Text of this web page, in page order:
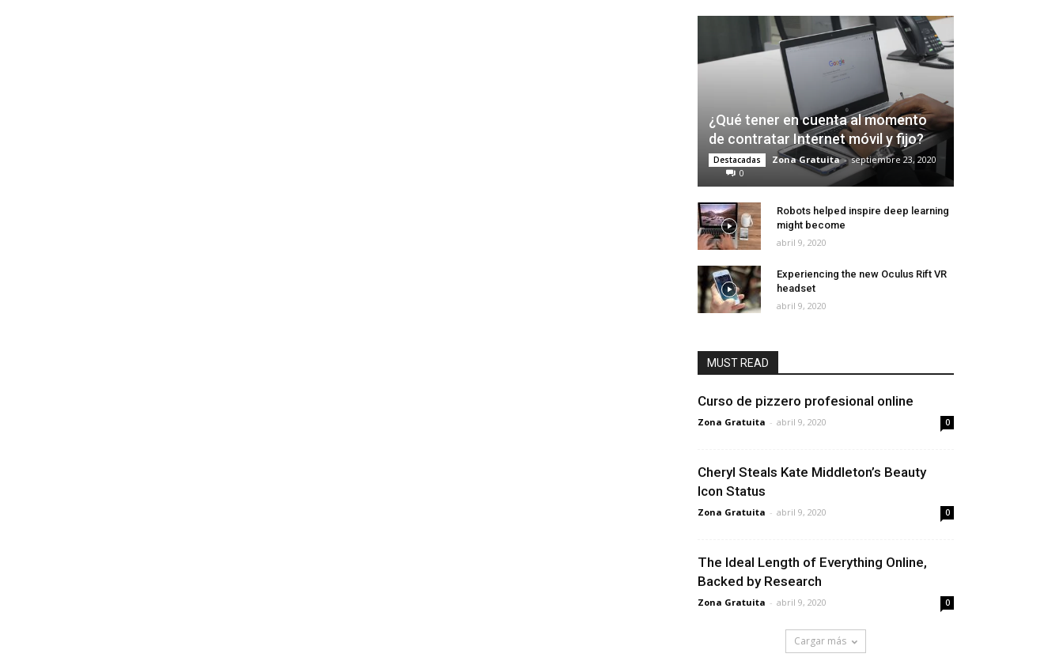
¿Qué tener en cuenta al momento
de contratar Internet móvil y fijo?
Destacadas Zona Gratuita - septiembre 23, 2020
0
Robots helped inspire deep learning
might become
abril 9, 2020
Experiencing the new Oculus Rift VR
headset
abril 9, 2020
MUST READ
Curso de pizzero profesional online
Zona Gratuita - abril 9, 2020 0
Cheryl Steals Kate Middleton’s Beauty
Icon Status
Zona Gratuita - abril 9, 2020 0
The Ideal Length of Everything Online,
Backed by Research
Zona Gratuita - abril 9, 2020 0
Cargar más